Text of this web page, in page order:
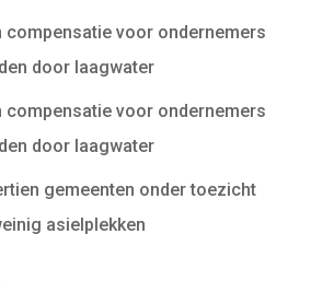
compensatie voor ondernemers
door laagwater
compensatie voor ondernemers
door laagwater
gemeenten onder toezicht
asielplekken